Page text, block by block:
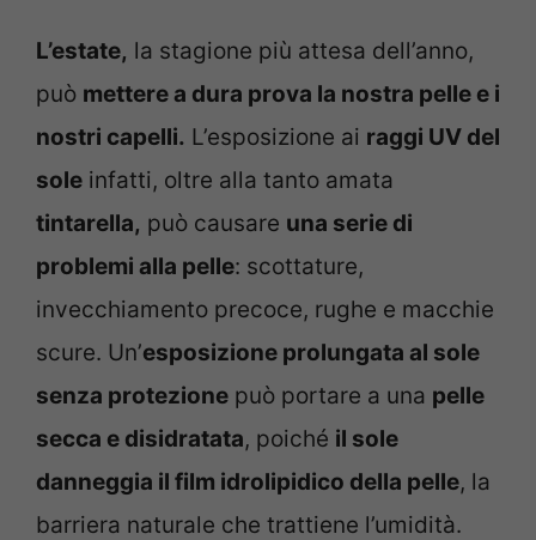
L’estate, la stagione più attesa dell’anno,
può mettere a dura prova la nostra pelle e i
nostri capelli. L’esposizione ai raggi UV del
sole infatti, oltre alla tanto amata
tintarella, può causare una serie di
problemi alla pelle: scottature,
invecchiamento precoce, rughe e macchie
scure. Un’esposizione prolungata al sole
senza protezione può portare a una pelle
secca e disidratata, poiché il sole
danneggia il film idrolipidico della pelle, la
barriera naturale che trattiene l’umidità.